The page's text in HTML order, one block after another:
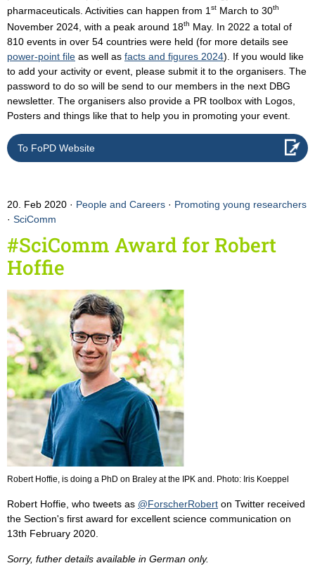
pharmaceuticals. Activities can happen from 1 st March to 30th
November 2024, with a peak around 18th May. In 2022 a total of
810 events in over 54 countries were held (for more details see
power-point file as well as facts and figures 2024). If you would like
to add your activity or event, please submit it to the organisers. The
password to do so will be send to our members in the next DBG
newsletter. The organisers also provide a PR toolbox with Logos,
Posters and things like that to help you in promoting your event.
To FoPD Website
20. Feb 2020 People and Careers · Promoting young researchers
· SciComm
#SciComm Award for Robert
Hoffie
Robert Hoffie, is doing a PhD on Braley at the IPK and. Photo: Iris Koeppel
Robert Hoffie, who tweets as @ForscherRobert on Twitter received
the Section's first award for excellent science communication on
13th February 2020.
Sorry, futher details available in German only.